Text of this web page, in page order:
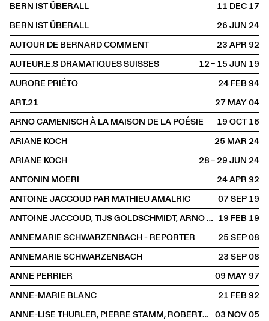
BERN IST ÜBERALL
11 DEC2017
BERN IST ÜBERALL
26 JUN2024
AUTOUR DE BERNARD COMMENT
23 APR1992
AUTEUR.E.S DRAMATIQUES SUISSES
12 – 15 JUN2019
AURORE PRIÉTO
24 FEB1994
ART.21
27 MAY2004
ARNO CAMENISCH À LA MAISON DE LA POÉSIE
19 OCT2016
ARIANE KOCH
25 MAR2024
ARIANE KOCH
28 – 29 JUN2024
ANTONIN MOERI
24 APR1992
ANTOINE JACCOUD PAR MATHIEU AMALRIC
07 SEP2019
ANTOINE JACCOUD, TIJS GOLDSCHMIDT, ARNO CAMENISCH 19 FEB2019
ANNEMARIE SCHWARZENBACH - REPORTER
25 SEP2008
ANNEMARIE SCHWARZENBACH
23 SEP2008
ANNE PERRIER
09 MAY1997
ANNE-MARIE BLANC
21 FEB1992
ANNE-LISE THURLER, PIERRE STAMM, ROBERT WALSER, MATHIEU BERTHOLET 03 NOV2005